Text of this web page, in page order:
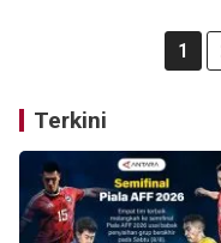
1
Terkini